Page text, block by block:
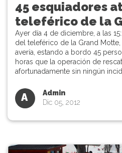
45 esquiadores
teleférico de la
Ayer día 4 de diciembre, a las
del teleférico de la Grand
avería, estando a bordo 45
horas que la operación de
afortunadamente sin ningún
A Admin
Dic 05, 2012